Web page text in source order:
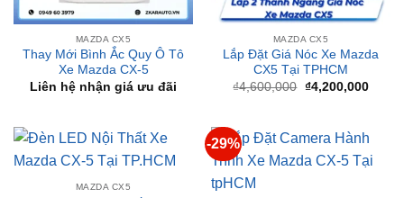
Thay Mới Bình Ắc Quy Ô Tô
Xe Mazda CX-5
Liên hệ nhận giá ưu đãi
Lắp Đặt Giá Nóc Xe Mazda
CX5 Tại TPHCM
4,600,000 Giá
gốc
là:
₫4,600,000.
₫4,200,000
hiện
tại
MAZDA CX5
Đèn LED Nội Thất Xe
Mazda CX5 Tại TP.HCM
₫3,500,000
MAZDA CX5
Lắp Đặt Camera Hành